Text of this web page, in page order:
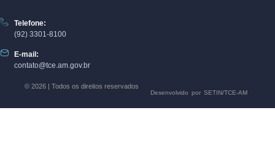
Telefone:
(92) 3301-8100
E-mail:
contato@tce.am.gov.br
© 2026 | Todos os direitos reservados
Desenvolvido por SETIN/TCE-AM